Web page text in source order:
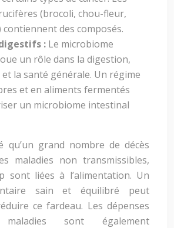
(brocoli, chou-fleur,
des composés.
: Le microbiome
un rôle dans la digestion,
et la santé générale. Un régime
et en aliments fermentés
un microbiome intestinal
qu’un grand nombre de décès
maladies non transmissibles,
sont liées à l’alimentation. Un
sain et équilibré peut
ce fardeau. Les dépenses
sont également